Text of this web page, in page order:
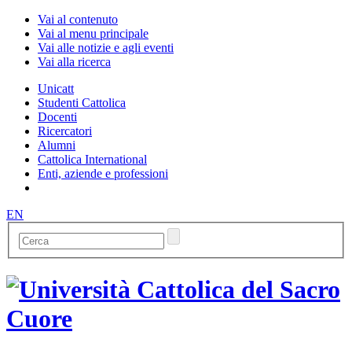
Vai al contenuto
Vai al menu principale
Vai alle notizie e agli eventi
Vai alla ricerca
Unicatt
Studenti Cattolica
Docenti
Ricercatori
Alumni
Cattolica International
Enti, aziende e professioni
EN